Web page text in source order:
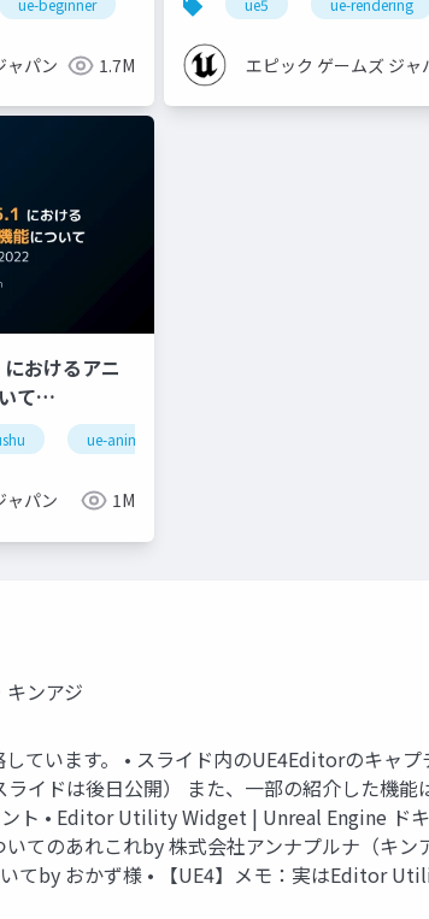
ue-beginner
ャパン 1.7M
ue5 ue-rendering
エピック ゲームズ ジャ
oculus integration
おけるアニ
て
】
ue-animation
ャパン 1M
ンアジ
います。 • スライド内のUE4Editorのキャプ
イドは後日公開） また、一部の紹介した機
ト • Editor Utility Widget | Unreal Engine ド
のあれこれby 株式会社アンナプルナ（キン
てby おかず様 • 【UE4】メモ：実はEditor